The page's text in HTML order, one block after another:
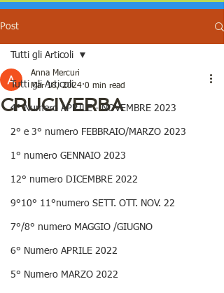
Post
Tutti gli Articoli
4° Numero APRILE - NOVEMBRE 2023
2° e 3° numero FEBBRAIO/MARZO 2023
1° numero GENNAIO 2023
12° numero DICEMBRE 2022
9°10° 11°numero SETT. OTT. NOV. 22
7°/8° numero MAGGIO /GIUGNO
6° Numero APRILE 2022
5° Numero MARZO 2022
Tutti gli Articoli
CRUCIVERBA
Anna Mercuri
Mar 18, 2024 0 min read